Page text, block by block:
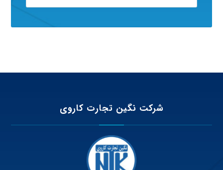
شرکت نگین تجارت کاروی